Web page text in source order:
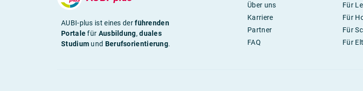
AUBI-plus ist eines derführenden
Portalefür Ausbildung,duales
Studium und Berufsorientierung.
Über uns
Karriere
Partner
FAQ
Für
Für
Für
Für